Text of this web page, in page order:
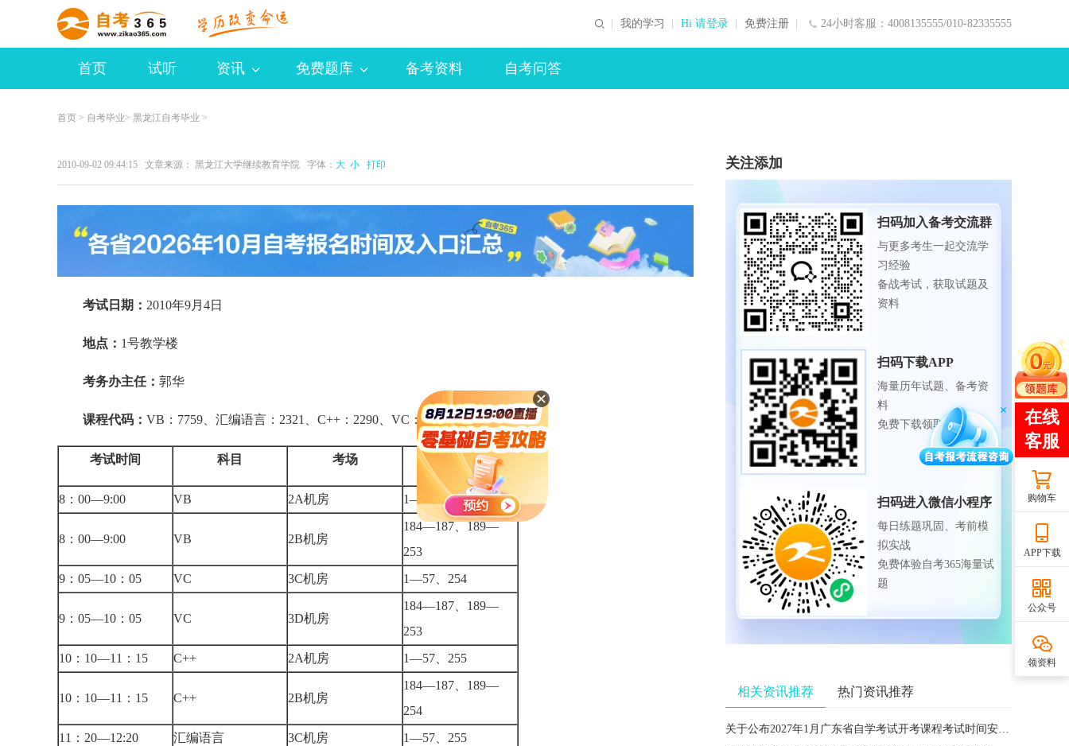
24小时客服：4008135555/010-82335555
我的学习 Hi 请登录 免费注册
首页 试听 资讯 免费题库 备考资料 自考问答
首页 > 自考毕业> 黑龙江自考毕业 >
2010-09-02 09:44:15 文章来源： 黑龙江大学继续教育学院 字体： 大 小 打印
考试日期： 2010年9月4日
地点： 1号教学楼
考务办主任： 郭华
课程代码： VB：7759、汇编语言：2321、C++：2290、VC：7761
考试时间 科目 考场 考生报名序号
8：00—9:00 VB 2A机房 1—57、254
8：00—9:00 VB 2B机房
184—187、189—
253
9：05—10：05
VC 3C机房 1—57、254
9：05—10：05 VC 3D机房
184—187、189—
253
10：10—11：15
C++ 2A机房 1—57、255
10：10—11：15 C++ 2B机房
184—187、189—
254
11：20—12:20
汇编语言 3C机房 1—57、255
关注添加
扫码加入备考交流群
与更多考生一起交流学
习经验
备战考试，获取试题及
资料
扫码下载APP
海量历年试题、备考资
料
免费下载领取
扫码进入微信小程序
每日练题巩固、考前模
拟实战
免费体验自考365海量试
题
相关资讯推荐 热门资讯推荐
关于公布2027年1月广东省自学考试开考课程考试时间安排和使用教材的通知
购物车
APP下载
公众号
领资料